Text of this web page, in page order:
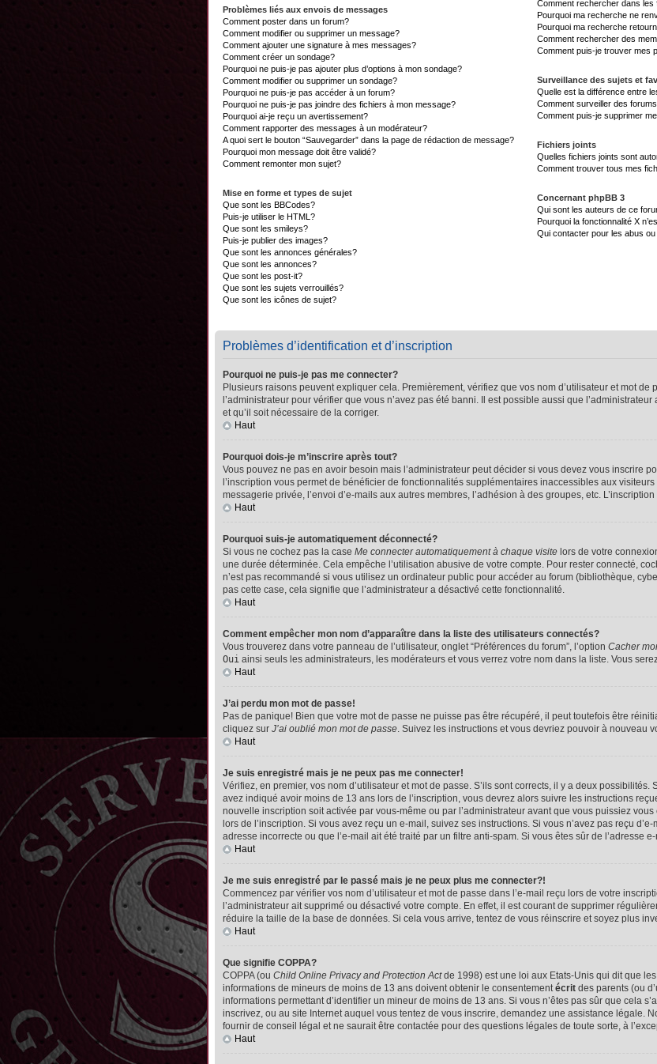
Problèmes liés aux envois de messages
Comment poster dans un forum?
Comment modifier ou supprimer un message?
Comment ajouter une signature à mes messages?
Comment créer un sondage?
Pourquoi ne puis-je pas ajouter plus d’options à mon sondage?
Comment modifier ou supprimer un sondage?
Pourquoi ne puis-je pas accéder à un forum?
Pourquoi ne puis-je pas joindre des fichiers à mon message?
Pourquoi ai-je reçu un avertissement?
Comment rapporter des messages à un modérateur?
A quoi sert le bouton “Sauvegarder” dans la page de rédaction de message?
Pourquoi mon message doit être validé?
Comment remonter mon sujet?
Mise en forme et types de sujet
Que sont les BBCodes?
Puis-je utiliser le HTML?
Que sont les smileys?
Puis-je publier des images?
Que sont les annonces générales?
Que sont les annonces?
Que sont les post-it?
Que sont les sujets verrouillés?
Que sont les icônes de sujet?
Comment rechercher dans les
Pourquoi ma recherche ne
Pourquoi ma recherche
Comment rechercher des
Comment puis-je trouver mes
Surveillance des sujets et
Quelle est la différence entre
Comment surveiller des
Comment puis-je supprimer
Fichiers joints
Quelles fichiers joints sont
Comment trouver tous mes
Concernant phpBB 3
Qui sont les auteurs de ce
Pourquoi la fonctionnalité X
Qui contacter pour les abus
Problèmes d’identification et d’inscription
Pourquoi ne puis-je pas me connecter?
Plusieurs raisons peuvent expliquer cela. Premièrement, vérifiez que vos nom d’utilisateur et mot de
l’administrateur pour vérifier que vous n’avez pas été banni. Il est possible aussi que
et qu’il soit nécessaire de la corriger.
Haut
Pourquoi dois-je m’inscrire après tout?
Vous pouvez ne pas en avoir besoin mais l’administrateur peut décider si vous devez vous inscrire
l’inscription vous permet de bénéficier de fonctionnalités supplémentaires inaccessibles aux
messagerie privée, l’envoi d’e-mails aux autres membres, l’adhésion à des groupes, etc.
Haut
Pourquoi suis-je automatiquement déconnecté?
Si vous ne cochez pas la case Me connecter automatiquement à chaque visite lors de votre
une durée déterminée. Cela empêche l’utilisation abusive de votre compte. Pour rester connecté,
n’est pas recommandé si vous utilisez un ordinateur public pour accéder au forum (bibliothèque,
pas cette case, cela signifie que l’administrateur a désactivé cette fonctionnalité.
Haut
Comment empêcher mon nom d’apparaître dans la liste des utilisateurs connectés?
Vous trouverez dans votre panneau de l’utilisateur, onglet “Préférences du forum”, l’option Cacher
Oui ainsi seuls les administrateurs, les modérateurs et vous verrez votre nom dans la liste. Vous
Haut
J’ai perdu mon mot de passe!
Pas de panique! Bien que votre mot de passe ne puisse pas être récupéré, il peut toutefois être
cliquez sur J’ai oublié mon mot de passe. Suivez les instructions et vous devriez pouvoir à nouveau
Haut
Je suis enregistré mais je ne peux pas me connecter!
Vérifiez, en premier, vos nom d’utilisateur et mot de passe. S’ils sont corrects, il y a deux possibilités.
avez indiqué avoir moins de 13 ans lors de l’inscription, vous devrez alors suivre les instructions
nouvelle inscription soit activée par vous-même ou par l’administrateur avant que vous puissiez
lors de l’inscription. Si vous avez reçu un e-mail, suivez ses instructions. Si vous n’avez pas reçu
adresse incorrecte ou que l’e-mail ait été traité par un filtre anti-spam. Si vous êtes sûr de l’adresse
Haut
Je me suis enregistré par le passé mais je ne peux plus me connecter?!
Commencez par vérifier vos nom d’utilisateur et mot de passe dans l’e-mail reçu lors de votre
l’administrateur ait supprimé ou désactivé votre compte. En effet, il est courant de supprimer
réduire la taille de la base de données. Si cela vous arrive, tentez de vous réinscrire et soyez plus
Haut
Que signifie COPPA?
COPPA (ou Child Online Privacy and Protection Actde 1998) est une loi aux Etats-Unis qui dit que
informations de mineurs de moins de 13 ans doivent obtenir le consentementécrit des parents (ou
informations permettant d’identifier un mineur de moins de 13 ans. Si vous n’êtes pas sûr que cela
inscrivez, ou au site Internet auquel vous tentez de vous inscrire, demandez une assistance légale.
fournir de conseil légal et ne saurait être contactée pour des questions légales de toute sorte, à
Haut